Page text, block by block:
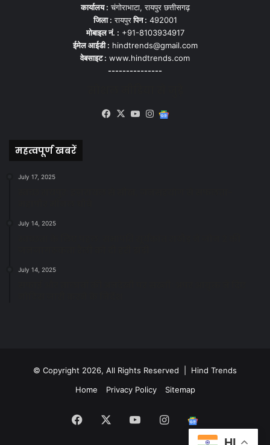
कार्यालय : चंगोराभाटा, रायपुर छत्तीसगढ़
जिला : रायपुरपिन : 492001
मोबाइल नं. : +91-8103934917
ईमेल आईडी : hindtrends@gmail.com
वेबसाइट : www.hindtrends.com
---------------
Facebook
X YouTubeInstagram
महत्वपूर्ण खबरें
July 17, 2025
July 14, 2025
July 14, 2025
© Copyright 2026, All Rights Reserved | Hind Trends
Home
Privacy Policy Sitemap
Facebook YouTubeInstagram